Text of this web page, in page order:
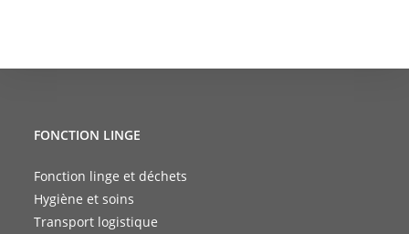
FONCTION LINGE
Fonction linge et déchets
Hygiène et soins
Transport logistique